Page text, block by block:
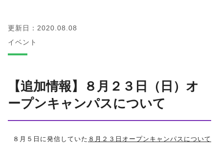
証明書発行手続き
同窓会
更新日：2020.08.08
イベント
【追加情報】８月２３日（日）オ
ープンキャンパスについて
８月５日に発信していた ８月２３日オープンキャンパスについて